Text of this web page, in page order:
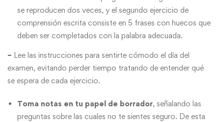
se reproducen dos veces, y el segundo ejercicio de
comprensión escrita consiste en 5 frases con huecos que
deben ser completados con la palabra adecuada.
– Lee las instrucciones para sentirte cómodo el día del
examen, evitando perder tiempo tratando de entender qué
se espera de cada ejercicio.
Toma notas en tu papel de borrador, señalando las
preguntas sobre las cuales no te sientes seguro. De esta